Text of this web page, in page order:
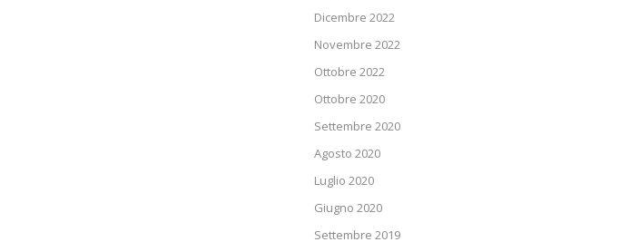
Dicembre 2022
Novembre 2022
Ottobre 2022
Ottobre 2020
Settembre 2020
Agosto 2020
Luglio 2020
Giugno 2020
Settembre 2019